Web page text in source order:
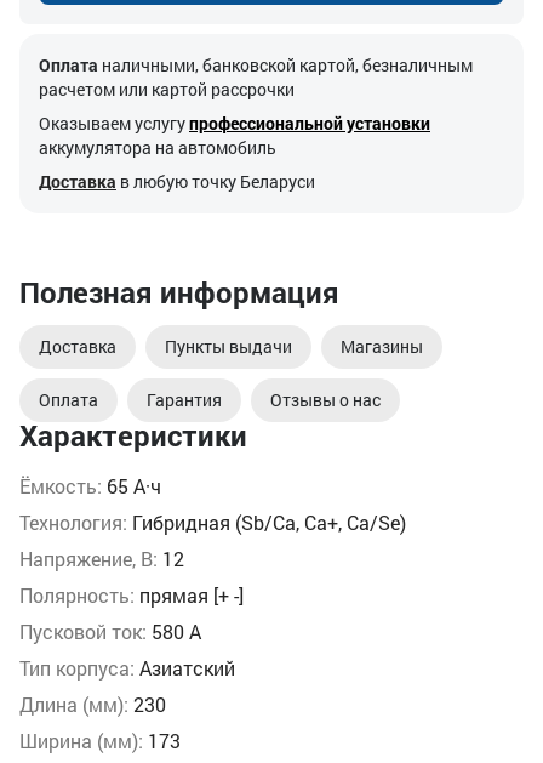
Характеристики
Ёмкость: 65 А·ч
Технология: Гибридная (Sb/Ca, Ca+, Ca/Se)
Напряжение, В: 12
Полярность: прямая [+ -]
Пусковой ток: 580 А
Тип корпуса: Азиатский
Длина (мм): 230
Ширина (мм): 173
Оплата наличными, банковской картой, безналичным
расчетом или картой рассрочки
Оказываем услугупрофессиональной установки
аккумулятора на автомобиль
Доставка в любую точку Беларуси
Полезная информация
Доставка Пункты выдачи Магазины
Оплата Гарантия Отзывы о нас